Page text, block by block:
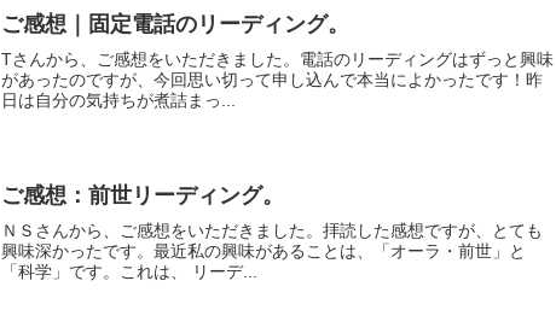
ご感想｜固定電話のリーディング。
Tさんから、ご感想をいただきました。電話のリーディングはずっと興味
があったのですが、今回思い切って申し込んで本当によかったです！昨
日は自分の気持ちが煮詰まっ...
ご感想：前世リーディング。
ＮＳさんから、ご感想をいただきました。拝読した感想ですが、とても
興味深かったです。最近私の興味があることは、「オーラ・前世」と
「科学」です。これは、 リーデ...